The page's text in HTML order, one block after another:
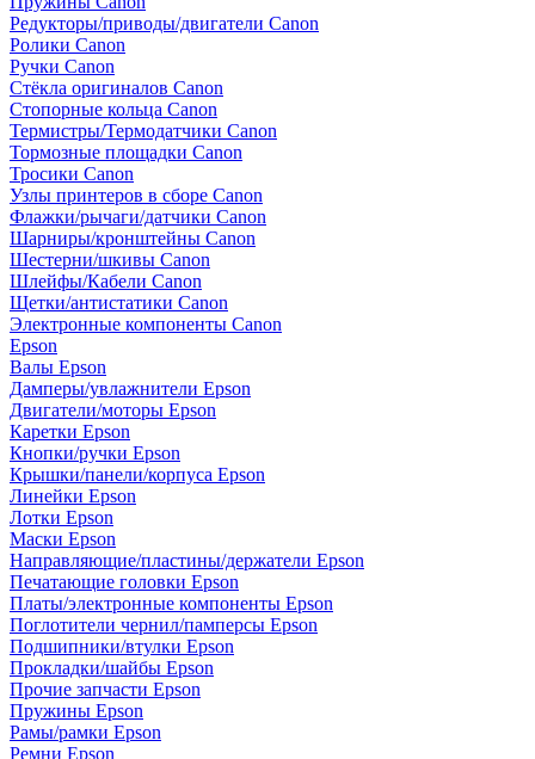
Редукторы/приводы/двигатели Canon
Ролики Canon
Ручки Canon
Стёкла оригиналов Canon
Стопорные кольца Canon
Термистры/Термодатчики Canon
Тормозные площадки Canon
Тросики Canon
Узлы принтеров в сборе Canon
Флажки/рычаги/датчики Canon
Шарниры/кронштейны Canon
Шестерни/шкивы Canon
Шлейфы/Кабели Canon
Щетки/антистатики Canon
Электронные компоненты Canon
Epson
Валы Epson
Дамперы/увлажнители Epson
Двигатели/моторы Epson
Каретки Epson
Кнопки/ручки Epson
Крышки/панели/корпуса Epson
Линейки Epson
Лотки Epson
Маски Epson
Направляющие/пластины/держатели Epson
Печатающие головки Epson
Платы/электронные компоненты Epson
Поглотители чернил/памперсы Epson
Подшипники/втулки Epson
Прокладки/шайбы Epson
Прочие запчасти Epson
Пружины Epson
Рамы/рамки Epson
Ремни Epson